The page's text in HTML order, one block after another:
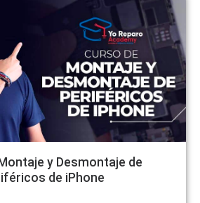
y Desmontaje de
de iPhone